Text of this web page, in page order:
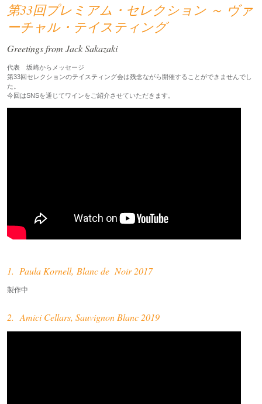
第33回プレミアム・セレクション ～ ヴァ
ーチャル・テイスティング
Greetings from Jack Sakazaki
代表 坂崎からメッセージ
第33回セレクションのテイスティング会は残念ながら開催することができませんでし
た。
今回はSNSを通じてワインをご紹介させていただきます。
1. Paula Kornell, Blanc de Noir 2017
製作中
2. Amici Cellars, Sauvignon Blanc 2019